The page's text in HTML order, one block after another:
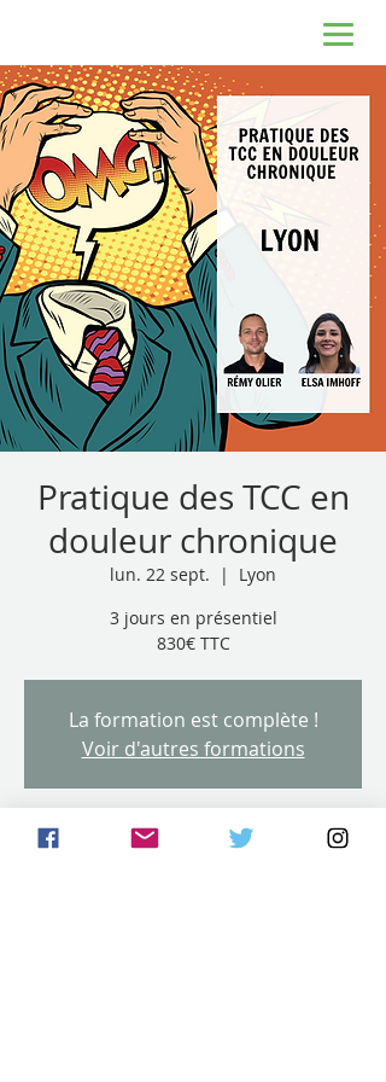
Pratique des TCC en
douleur chronique
lun. 22 sept.
  |
Lyon
3 jours en présentiel
830€ TTC
La formation est complète !
Voir d'autres formations
Dates et lieu